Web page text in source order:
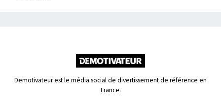
Demotivateur est le média social de divertissement de référence en
France.